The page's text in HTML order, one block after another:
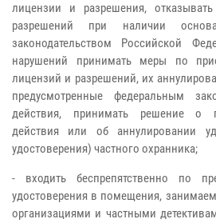
лицензии и разрешения,
разрешений при наличии
законодательством Российской
нарушений принимать меры по
лицензий и разрешений, их
предусмотренные федеральным
действия, принимать решение о
действия или об аннулировании
удостоверения) частного охранника;
- входить беспрепятственно по
удостоверения в помещения,
организациями и частными